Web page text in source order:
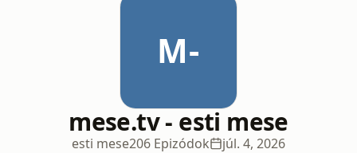
M-
mese.tv - esti mese
esti mese206 Epizódok júl. 4, 2026